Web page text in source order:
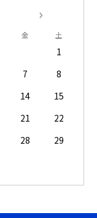
金 土
1
7
8
14
15
21
22
28
29